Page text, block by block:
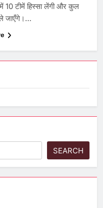
10 टीमें हिस्सा लेंगी और कुल
जाएँगे।…
SEARCH